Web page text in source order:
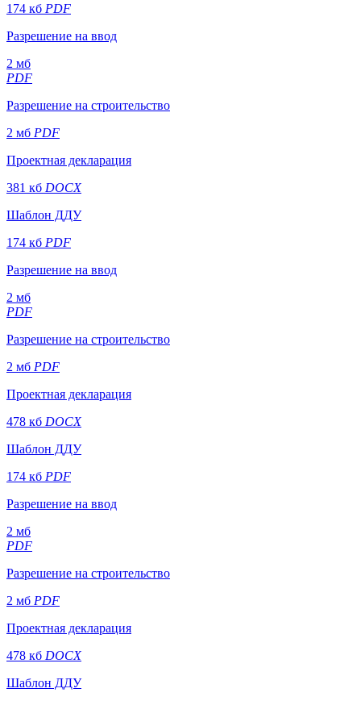
174 кб PDF
Разрешение на ввод
2 мб
PDF
Разрешение на строительство
2 мб PDF
Проектная декларация
381 кб DOCX
Шаблон ДДУ
174 кб PDF
Разрешение на ввод
2 мб
PDF
Разрешение на строительство
2 мб PDF
Проектная декларация
478 кб DOCX
Шаблон ДДУ
174 кб PDF
Разрешение на ввод
2 мб
PDF
Разрешение на строительство
2 мб PDF
Проектная декларация
478 кб DOCX
Шаблон ДДУ